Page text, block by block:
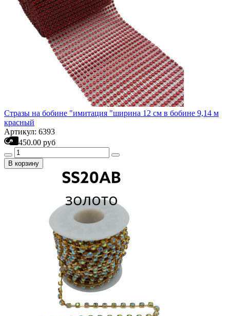
Стразы на бобине "имитация "ширина 12 см в бобине 9,14 м
красный
Артикул: 6393
450.00 руб
В корзину